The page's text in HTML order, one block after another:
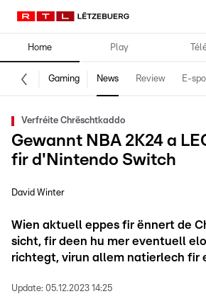
Home Play
Gaming News Review E-
Verfréite Chrëschtkaddo
Gewannt NBA 2K24 a
fir d'Nintendo Switch
David Winter
Wien aktuell eppes fir ënnert de
sicht, fir deen hu mer eventuell
richtegt, virun allem natierlech fir
Update: 05.12.2023 14:25